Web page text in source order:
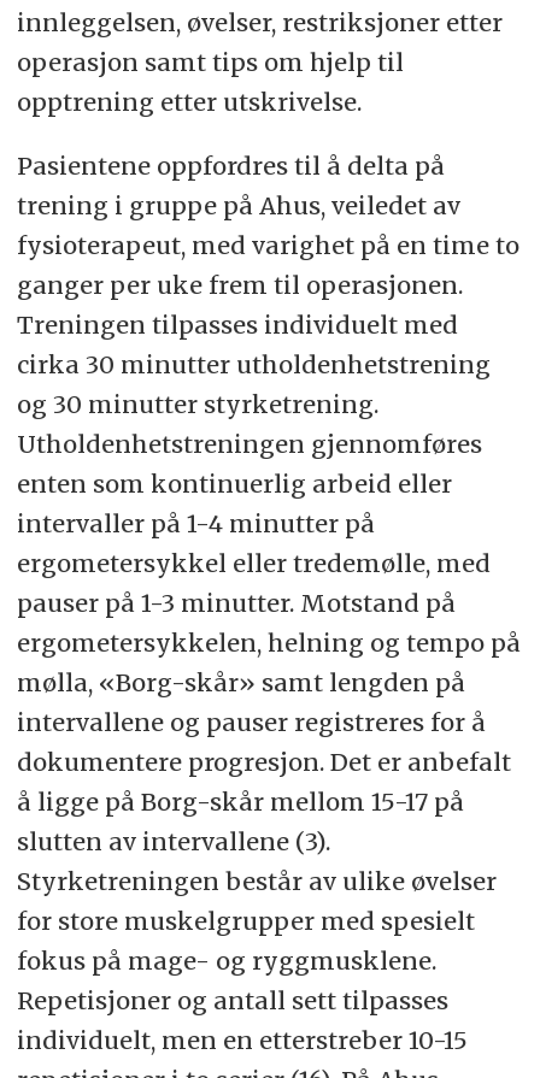
innleggelsen, øvelser, restriksjoner etter
operasjon samt tips om hjelp til
opptrening etter utskrivelse.
Pasientene oppfordres til å delta på
trening i gruppe på Ahus, veiledet av
fysioterapeut, med varighet på en time to
ganger per uke frem til operasjonen.
Treningen tilpasses individuelt med
cirka 30 minutter utholdenhetstrening
og 30 minutter styrketrening.
Utholdenhetstreningen gjennomføres
enten som kontinuerlig arbeid eller
intervaller på 1-4 minutter på
ergometersykkel eller tredemølle, med
pauser på 1-3 minutter. Motstand på
ergometersykkelen, helning og tempo på
mølla, «Borg-skår» samt lengden på
intervallene og pauser registreres for å
dokumentere progresjon. Det er anbefalt
å ligge på Borg-skår mellom 15-17 på
slutten av intervallene (3).
Styrketreningen består av ulike øvelser
for store muskelgrupper med spesielt
fokus på mage- og ryggmusklene.
Repetisjoner og antall sett tilpasses
individuelt, men en etterstreber 10-15